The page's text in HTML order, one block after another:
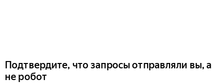
Подтвердите, что запросы отправляли вы, а
не робот